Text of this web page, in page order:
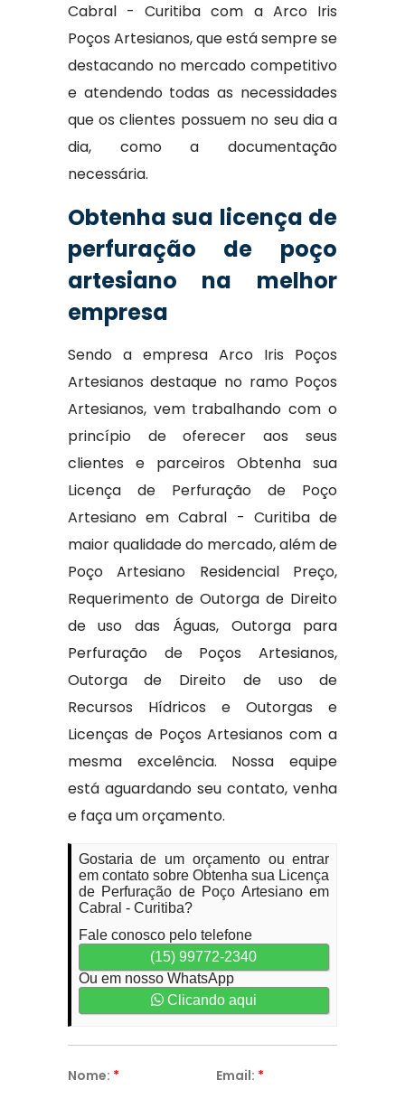
Cabral - Curitiba com a Arco Iris
Poços Artesianos, que está sempre se
destacando no mercado competitivo
e atendendo todas as necessidades
que os clientes possuem no seu dia a
dia, como a documentação
necessária.
Obtenha sua licença de
perfuração de poço
artesiano na melhor
empresa
Sendo a empresa Arco Iris Poços
Artesianos destaque no ramo Poços
Artesianos, vem trabalhando com o
princípio de oferecer aos seus
clientes e parceiros Obtenha sua
Licença de Perfuração de Poço
Artesiano em Cabral - Curitiba de
maior qualidade do mercado, além de
Poço Artesiano Residencial Preço,
Requerimento de Outorga de Direito
de uso das Águas, Outorga para
Perfuração de Poços Artesianos,
Outorga de Direito de uso de
Recursos Hídricos e Outorgas e
Licenças de Poços Artesianos com a
mesma excelência. Nossa equipe
está aguardando seu contato, venha
e faça um orçamento.
Gostaria de um orçamento ou entrar
em contato sobre Obtenha sua Licença
de Perfuração de Poço Artesiano em
Cabral - Curitiba?
Fale conosco pelo telefone
(15) 99772-2340
Ou em nosso WhatsApp
Clicando aqui
Nome: * Email: *